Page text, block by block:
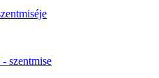
szentmise